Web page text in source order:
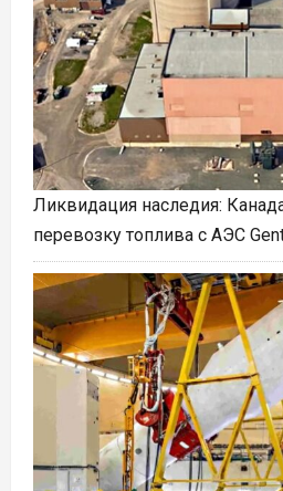
Ликвидация наследия:
перевозку топлива с АЭС